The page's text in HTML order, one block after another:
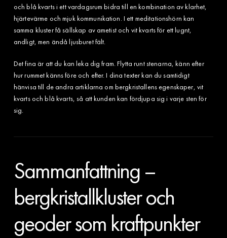
och blå kvarts i ett vardagsrum bidra till en kombination av klarhet,
hjärtevärme och mjuk kommunikation. I ett meditationshörn kan
samma kluster få sällskap av ametist och vit kvarts för ett lugnt,
andligt, men ändå ljusburet fält.
Det fina är att du kan leka dig fram. Flytta runt stenarna, känn efter
hur rummet känns före och efter. I dina texter kan du samtidigt
hänvisa till de andra artiklarna om bergkristallens egenskaper, vit
kvarts och blå kvarts, så att kunden kan fördjupa sig i varje sten för
sig.
Sammanfattning –
bergkristallkluster och
geoder som kraftpunkter